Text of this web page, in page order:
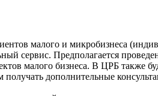
малого и микробизнеса
сервис. Предполагается
малого бизнеса. В ЦРБ также
дополнительные